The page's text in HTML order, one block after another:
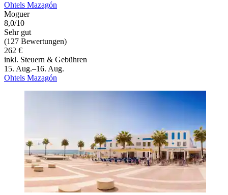
Ohtels Mazagón
Moguer
8,0/10
Sehr gut
(127 Bewertungen)
262 €
inkl. Steuern & Gebühren
15. Aug.–16. Aug.
Ohtels Mazagón